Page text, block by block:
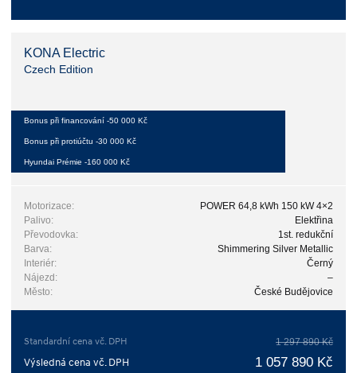
KONA Electric
Czech Edition
Bonus při financování -50 000 Kč
Bonus při protiúčtu -30 000 Kč
Hyundai Prémie -160 000 Kč
Motorizace:
POWER 64,8 kWh 150 kW 4×2
Palivo:
Elektřina
Převodovka:
1st. redukční
Barva:
Shimmering Silver Metallic
Interiér:
Černý
Nájezd:
–
Město:
České Budějovice
Standardní cena vč. DPH 1 297 890 Kč
Výsledná cena vč. DPH 1 057 890 Kč